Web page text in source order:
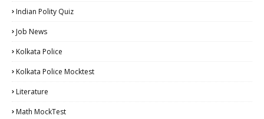
Indian Polity Quiz
Job News
Kolkata Police
Kolkata Police Mocktest
Literature
Math MockTest